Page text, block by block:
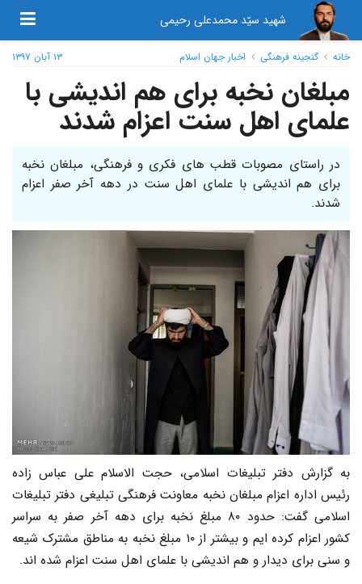
شهید سیّد محمدعلی رحیمی
۱۳ آبان ۱۳۹۷ خانه گنجینه فرهنگی اخبار جهان اسلام
مبلغان نخبه برای هم اندیشی با
علمای اهل سنت اعزام شدند
در راستای مصوبات قطب های فکری و فرهنگی، مبلغان نخبه
برای هم اندیشی با علمای اهل سنت در دهه آخر صفر اعزام
شدند.
به گزارش دفتر تبلیغات اسلامی، حجت الاسلام علی عباس زاده
رئیس اداره اعزام مبلغان نخبه معاونت فرهنگی تبلیغی دفتر تبلیغات
اسلامی گفت: حدود ۸۰ مبلغ نخبه برای دهه آخر صفر به سراسر
کشور اعزام کرده ایم و بیشتر از ۱۰ مبلغ نخبه به مناطق مشترک شیعه
و سنی برای دیدار و هم اندیشی با علمای اهل سنت اعزام شده اند.